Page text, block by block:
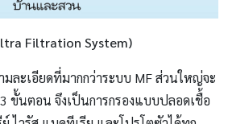
Filtration System)
มละเอียดที่มากกว่าระบบ MF ส่วนใหญ่จะ
ขั้นตอน จึงเป็นการกรองแบบปลอดเชื้อ